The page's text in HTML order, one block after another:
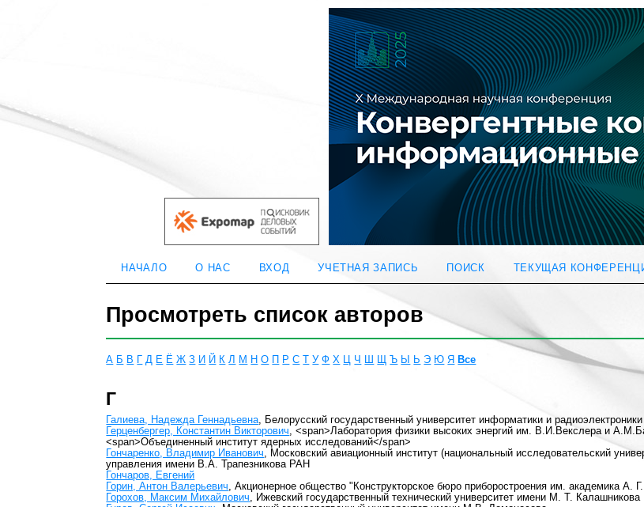
НАЧАЛО О НАС ВХОД УЧЕТНАЯ ЗАПИСЬ ПОИСК ТЕКУЩАЯ
Просмотреть список авторов
А Б В Г Д Е Ё Ж З И Й К Л М Н О П Р С Т У Ф Х Ц Ч Ш Щ Ъ Ы Ь Э Ю Я Все
Г
Галиева, Надежда Геннадьевна, Белорусский государственный университет информатики и радиоэлектроники
Герценбергер, Константин Викторович, <span>Лаборатория физики высоких энергий им. В.И.Векслера и
<span>Объединенный институт ядерных исследований</span>
Гончаренко, Владимир Иванович, Московский авиационный институт (национальный исследовательский
управления имени В.А. Трапезникова РАН
Гончаров, Евгений
Горин, Антон Валерьевич, Акционерное общество "Конструкторское бюро приборостроения им. академика А.
Горохов, Максим Михайлович, Ижевский государственный технический университет имени М. Т. Калашникова